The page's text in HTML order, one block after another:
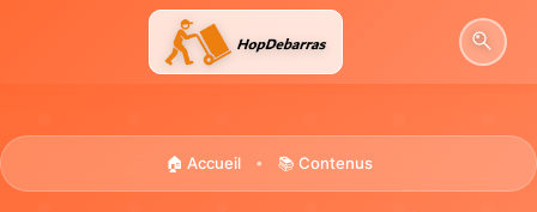
🏠 Accueil • 📚 Contenus